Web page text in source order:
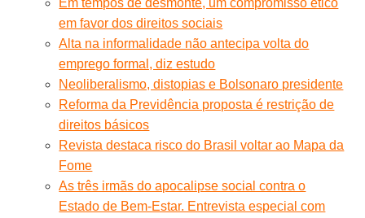
em favor dos direitos sociais
Alta na informalidade não antecipa volta do
emprego formal, diz estudo
Neoliberalismo, distopias e Bolsonaro presidente
Reforma da Previdência proposta é restrição de
direitos básicos
Revista destaca risco do Brasil voltar ao Mapa da
Fome
As três irmãs do apocalipse social contra o
Estado de Bem-Estar. Entrevista especial com